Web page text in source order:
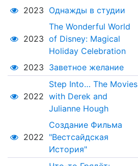
2023 Однажды в студии
2023
The Wonderful World
of Disney: Magical
Holiday Celebration
2023 Заветное желание
2022
Step Into… The Movies
with Derek and
Julianne Hough
2022
Создание Фильма
"Вестсайдская
История"